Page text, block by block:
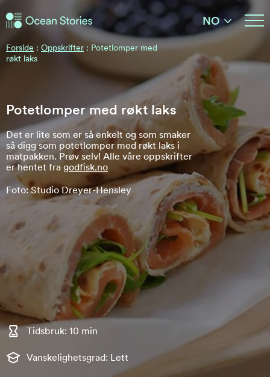
Ocean Stories
NO
Forside : Oppskrifter : Potetlomper med
røkt laks
Potetlomper med røkt laks
Det er lite som er så enkelt og som smaker
så digg som potetlomper med røkt laks i
matpakken. Prøv selv! Alle våre oppskrifter
er hentet fragodfisk.no
Foto: Studio Dreyer-Hensley
Tidsbruk: 10 min
Vanskelighetsgrad: Lett